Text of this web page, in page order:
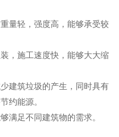
量轻，强度高，能够承受较
，施工速度快，能够大大缩
建筑垃圾的产生，同时具有
约能源。
满足不同建筑物的需求。